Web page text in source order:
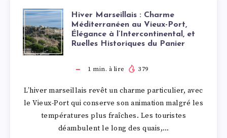
AUX
SANTONS
VILLAGE
DES
DIMANCHE
MATIN
UNE
CITÉ
HIVER
MARSEILLAIS
CHARME
Hiver Marseillais : Charme
Méditerranéen au Vieux-Port,
Élégance à l’Intercontinental, et
Ruelles Historiques du Panier
1 min. à lire 379
L’hiver marseillais revêt un charme particulier, avec
le Vieux-Port qui conserve son animation malgré les
températures plus fraîches. Les touristes
déambulent le long des quais,…